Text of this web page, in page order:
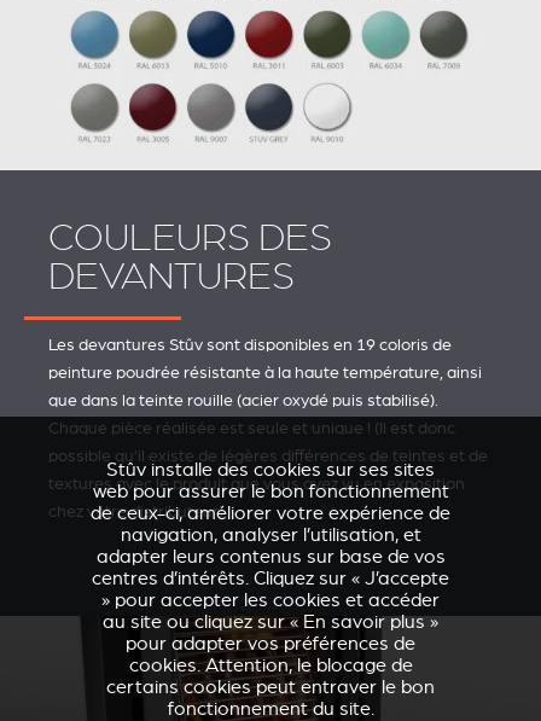
COULEURS DES
DEVANTURES
Les devantures Stûv sont disponibles en 19 coloris de
peinture poudrée résistante à la haute température, ainsi
que dans la teinte rouille (acier oxydé puis stabilisé).
Chaque pièce réalisée est seule et unique ! (Il est donc
possible qu’il existe de légères différences de teintes et de
textures avec le produit que vous avez vu en exposition
chez votre distributeur).
Stûv installe des cookies sur ses sites
web pour assurer le bon fonctionnement
de ceux-ci, améliorer votre expérience de
navigation, analyser l’utilisation, et
adapter leurs contenus sur base de vos
centres d’intérêts. Cliquez sur « J’accepte
» pour accepter les cookies et accéder
au site ou cliquez sur « En savoir plus »
pour adapter vos préférences de
cookies. Attention, le blocage de
certains cookies peut entraver le bon
fonctionnement du site.